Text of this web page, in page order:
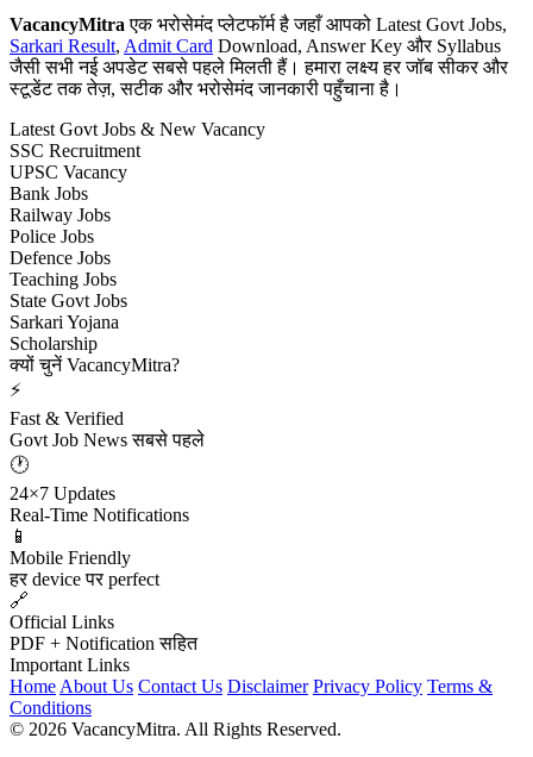
VacancyMitra एक भरोसेमंद प्लेटफॉर्म है जहाँ आपको Latest Govt Jobs,
Sarkari Result, Admit Card Download, Answer Key और Syllabus
जैसी सभी नई अपडेट सबसे पहले मिलती हैं। हमारा लक्ष्य हर जॉब सीकर और
स्टूडेंट तक तेज़, सटीक और भरोसेमंद जानकारी पहुँचाना है।
Latest Govt Jobs & New Vacancy
SSC Recruitment
UPSC Vacancy
Bank Jobs
Railway Jobs
Police Jobs
Defence Jobs
Teaching Jobs
State Govt Jobs
Sarkari Yojana
Scholarship
क्यों चुनें VacancyMitra?
⚡
Fast & Verified
Govt Job News सबसे पहले
🕐
24×7 Updates
Real-Time Notifications
📱
Mobile Friendly
हर device पर perfect
🔗
Official Links
PDF + Notification सहित
Important Links
Home About Us Contact Us Disclaimer Privacy Policy Terms &
Conditions
© 2026 VacancyMitra. All Rights Reserved.